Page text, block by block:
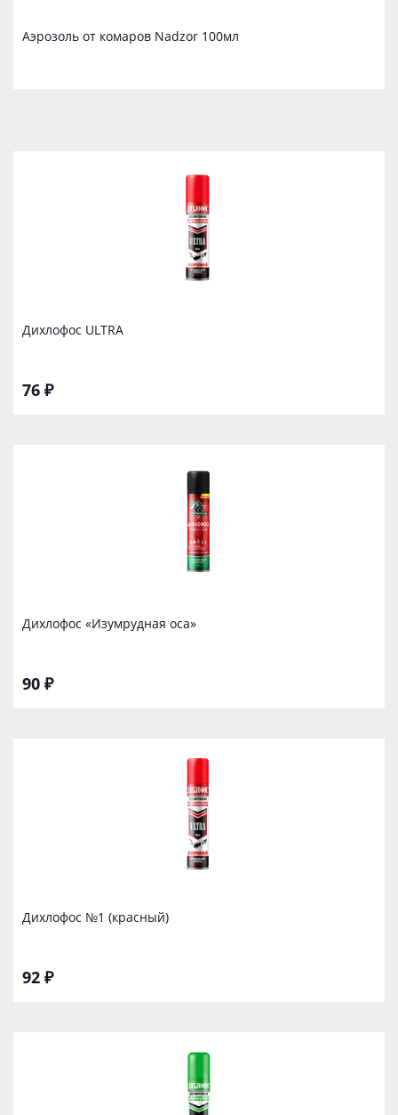
Аэрозоль от комаров Nadzor 100мл
Дихлофос ULTRA
76 ₽
Дихлофос «Изумрудная оса»
90 ₽
Дихлофос №1 (красный)
92 ₽